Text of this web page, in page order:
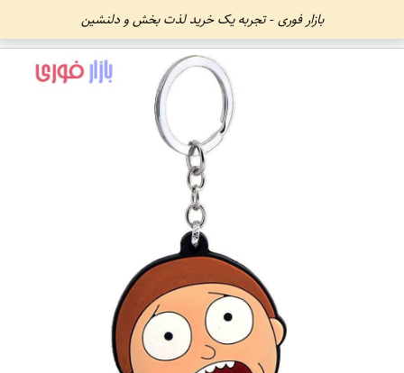
بازار فوری - تجربه یک خرید لذت بخش و دلنشین